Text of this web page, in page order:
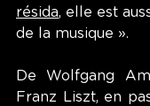
résida, elle est
de la musique ».
De Wolfgang
Franz Liszt, en